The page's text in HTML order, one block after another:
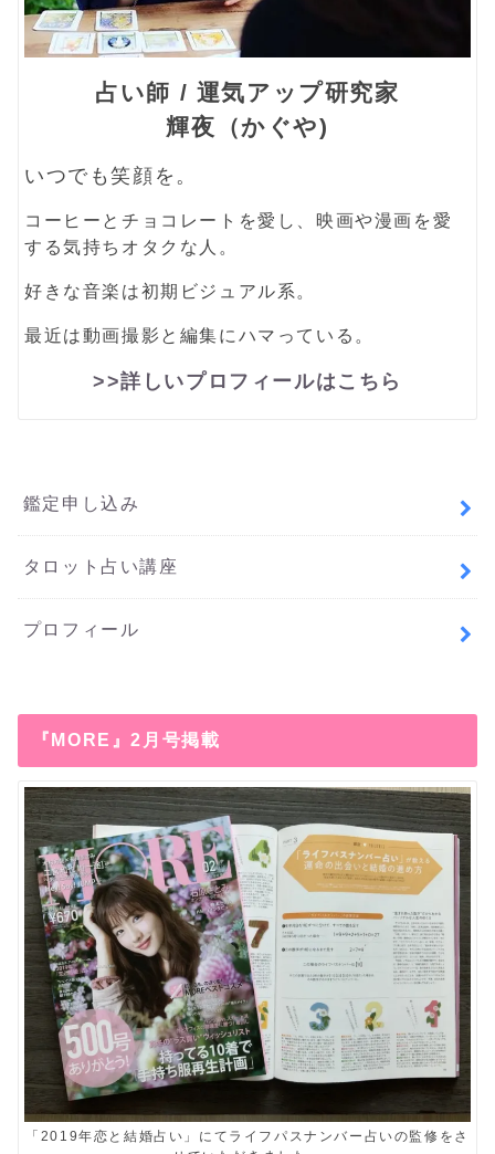
占い師 / 運気アップ研究家
輝夜（かぐや)
いつでも笑顔を。
コーヒーとチョコレートを愛し、映画や漫画を愛
する気持ちオタクな人。
好きな音楽は初期ビジュアル系。
最近は動画撮影と編集にハマっている。
>>詳しいプロフィールはこちら
鑑定申し込み
タロット占い講座
プロフィール
『MORE』2月号掲載
「2019年恋と結婚占い」にてライフパスナンバー占いの監修をさ